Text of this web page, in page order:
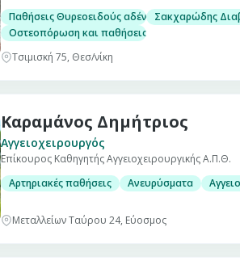
Παθήσεις Θυρεοειδούς αδένα, με δυνατότητα
Σακχαρώδης
Οστεοπόρωση και παθήσεις μεταβολισμού του
Τσιμισκή 75, Θεσ/νίκη
Καραμάνος Δημήτριος
Αγγειοχειρουργός
Επίκουρος Καθηγητής Αγγειοχειρουργικής Α.Π.Θ.
Αρτηριακές παθήσεις
Ανευρύσματα
Μεταλλείων Ταύρου 24, Εύοσμος